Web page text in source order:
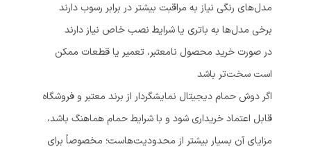
مدل‌های رنگی نیاز به مراقبت بیشتر در برابر رسوب دارند
برخی مدل‌ها به باتری یا شرایط نصب خاص نیاز دارند
در صورت خرید محصول نامعتبر، تعمیر یا قطعات ممکن
است سخت‌تر باشد
اگر دوش حمام دیجیتال نمایشگردار از برند معتبر و فروشگاه
قابل اعتماد خریداری شود و با شرایط حمام هماهنگ باشد،
مزایای آن بسیار بیشتر از محدودیت‌هاست؛ مخصوصاً برای